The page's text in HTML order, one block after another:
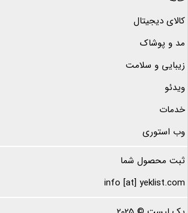
کالای دیجیتال
مد و پوشاک
زیبایی و سلامت
ویدئو
خدمات
وب استوری
ثبت محصول شما
info [at] yeklist.com